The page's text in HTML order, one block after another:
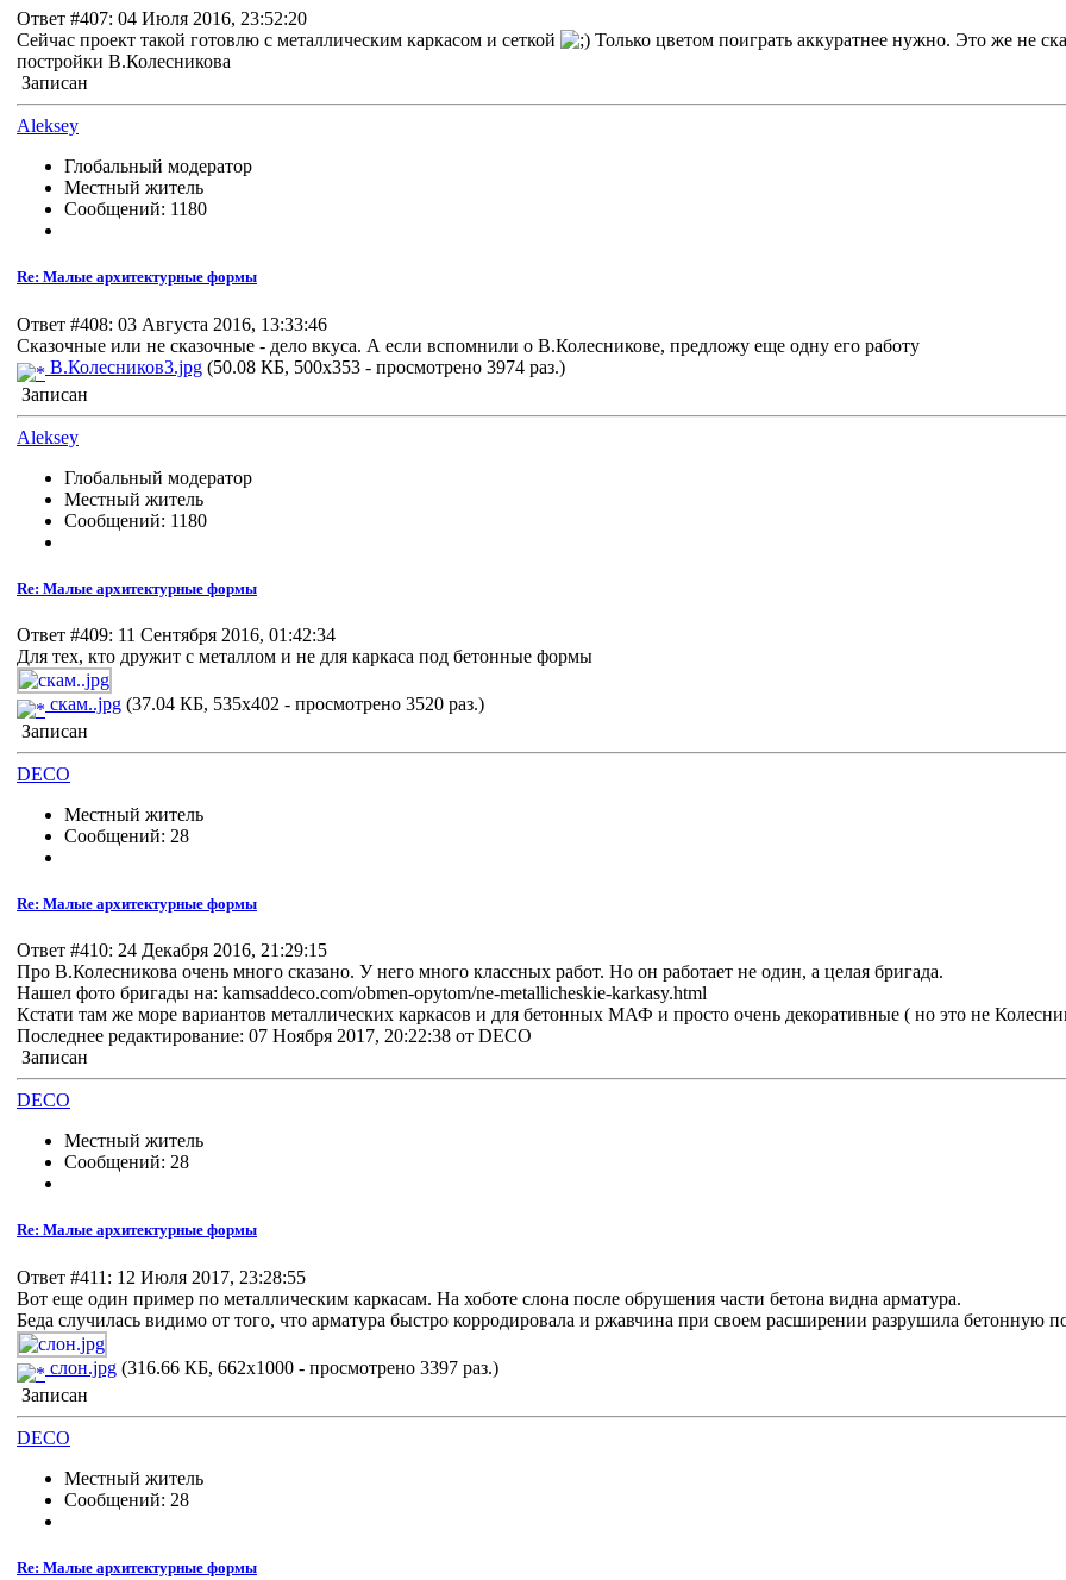
Ответ #407: 04 Июля 2016, 23:52:20
Сейчас проект такой готовлю с металлическим каркасом и сеткой
Только цветом поиграть аккуратнее нужно. Это же не
постройки В.Колесникова
Записан
Aleksey
Глобальный модератор
Местный житель
Сообщений: 1180
Re: Малые архитектурные формы
Ответ #408: 03 Августа 2016, 13:33:46
Сказочные или не сказочные - дело вкуса. А если вспомнили о В.Колесникове, предложу еще одну его работу
В.Колесников3.jpg (50.08 КБ, 500x353 - просмотрено 3974 раз.)
Записан
Aleksey
Глобальный модератор
Местный житель
Сообщений: 1180
Re: Малые архитектурные формы
Ответ #409: 11 Сентября 2016, 01:42:34
Для тех, кто дружит с металлом и не для каркаса под бетонные формы
скам..jpg (37.04 КБ, 535x402 - просмотрено 3520 раз.)
Записан
DECO
Местный житель
Сообщений: 28
Re: Малые архитектурные формы
Ответ #410: 24 Декабря 2016, 21:29:15
Про В.Колесникова очень много сказано. У него много классных работ. Но он работает не один, а целая бригада.
Нашел фото бригады на: kamsaddeco.com/obmen-opytom/ne-metallicheskie-karkasy.html
Кстати там же море вариантов металлических каркасов и для бетонных МАФ и просто очень декоративные ( но это не
Последнее редактирование: 07 Ноября 2017, 20:22:38 от DECO
Записан
DECO
Местный житель
Сообщений: 28
Re: Малые архитектурные формы
Ответ #411: 12 Июля 2017, 23:28:55
Вот еще один пример по металлическим каркасам. На хоботе слона после обрушения части бетона видна арматура.
Беда случилась видимо от того, что арматура быстро корродировала и ржавчина при своем расширении разрушила бетонную
слон.jpg (316.66 КБ, 662x1000 - просмотрено 3397 раз.)
Записан
DECO
Местный житель
Сообщений: 28
Re: Малые архитектурные формы